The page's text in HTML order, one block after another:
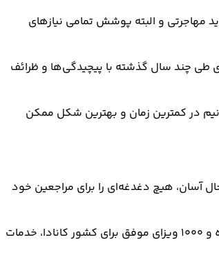
مهاجرتی و البته پوشش تمامی نیازهای
طی چند سال گذشته با پیچیدگی‌ها و ظرائف
در کمترین زمان و بهترین شکل ممکن
و در عین حال آسان، هیچ دغدغه‌ای را برای مراجعین خود
، ۳۰۰۰ وقت سفارت اخذشده و ۱۰۰۰ ویزای موفق برای کشور کانادا، خدمات